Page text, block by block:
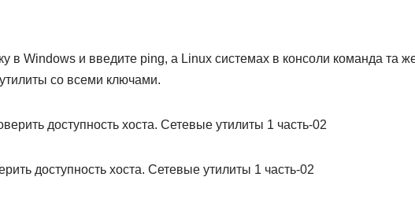
в Windows и введите ping, а Linux системах в консоли команда та
со всеми ключами.
доступность хоста. Сетевые утилиты 1 часть-02